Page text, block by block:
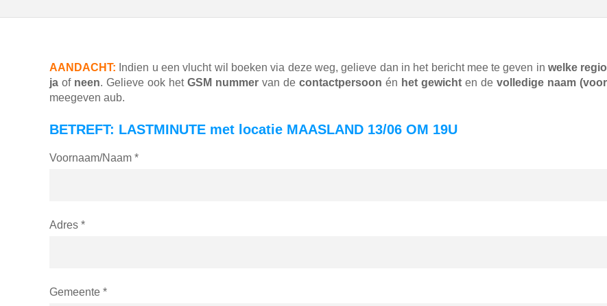
AANDACHT: Indien u een vlucht wil boeken via deze weg, gelieve dan in het bericht mee te geven inwelke regio
ja of neen. Gelieve ook het GSM nummer van de contactpersoon én het gewicht en de volledige naam
meegeven aub.
BETREFT: LASTMINUTE met locatie MAASLAND 13/06 OM 19U
Voornaam/Naam *
Adres *
Gemeente *